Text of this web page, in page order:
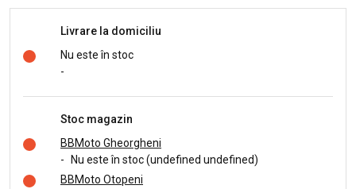
Livrare la domiciliu
Nu este în stoc
-
Stoc magazin
BBMoto Gheorgheni
-
Nu este în stoc (undefined undefined)
BBMoto Otopeni